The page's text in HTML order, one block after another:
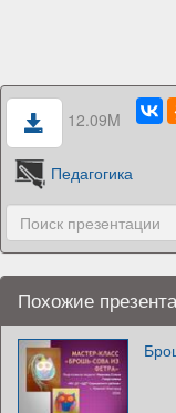
12.09M
Педагогика
Похожие